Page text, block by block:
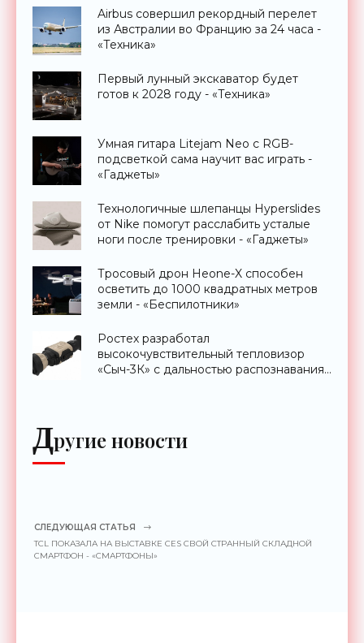
Airbus совершил рекордный перелет
из Австралии во Францию за 24 часа -
«Техника»
Первый лунный экскаватор будет
готов к 2028 году - «Техника»
Умная гитара Litejam Neo с RGB-
подсветкой сама научит вас играть -
«Гаджеты»
Технологичные шлепанцы Hyperslides
от Nike помогут расслабить усталые
ноги после тренировки - «Гаджеты»
Тросовый дрон Heone-X способен
осветить до 1000 квадратных метров
земли - «Беспилотники»
Ростех разработал
высокочувствительный тепловизор
«Сыч-3К» с дальностью распознавания
Другие новости
СЛЕДУЮЩАЯ СТАТЬЯ
TCL ПОКАЗАЛА НА ВЫСТАВКЕ CES СВОЙ СТРАННЫЙ СКЛАДНОЙ
СМАРТФОН - «СМАРТФОНЫ»